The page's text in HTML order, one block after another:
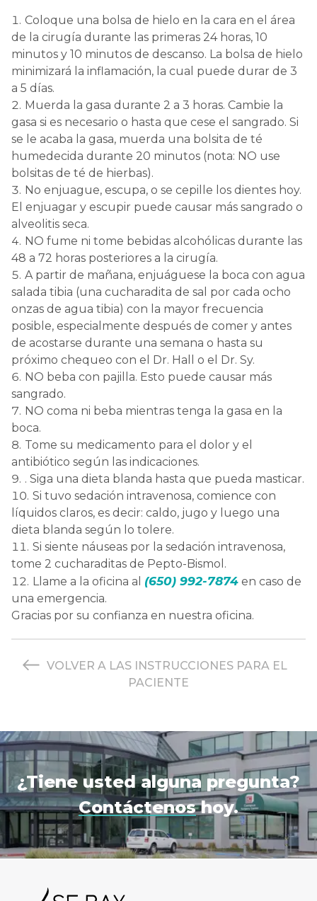
Coloque una bolsa de hielo en la cara en el área
de la cirugía durante las primeras 24 horas, 10
minutos y 10 minutos de descanso. La bolsa de hielo
minimizará la inflamación, la cual puede durar de 3
a 5 días.
Muerda la gasa durante 2 a 3 horas. Cambie la
gasa si es necesario o hasta que cese el sangrado. Si
se le acaba la gasa, muerda una bolsita de té
humedecida durante 20 minutos (nota: NO use
bolsitas de té de hierbas).
No enjuague, escupa, o se cepille los dientes hoy.
El enjuagar y escupir puede causar más sangrado o
alveolitis seca.
NO fume ni tome bebidas alcohólicas durante las
48 a 72 horas posteriores a la cirugía.
A partir de mañana, enjuáguese la boca con agua
salada tibia (una cucharadita de sal por cada ocho
onzas de agua tibia) con la mayor frecuencia
posible, especialmente después de comer y antes
de acostarse durante una semana o hasta su
próximo chequeo con el Dr. Hall o el Dr. Sy.
NO beba con pajilla. Esto puede causar más
sangrado.
NO coma ni beba mientras tenga la gasa en la
boca.
Tome su medicamento para el dolor y el
antibiótico según las indicaciones.
. Siga una dieta blanda hasta que pueda masticar.
Si tuvo sedación intravenosa, comience con
líquidos claros, es decir: caldo, jugo y luego una
dieta blanda según lo tolere.
Si siente náuseas por la sedación intravenosa,
tome 2 cucharaditas de Pepto-Bismol.
Llame a la oficina al (650) 992-7874 en caso de
una emergencia.
Gracias por su confianza en nuestra oficina.
VOLVER A LAS INSTRUCCIONES PARA EL
PACIENTE
¿Tiene usted alguna pregunta?
Contáctenoshoy.